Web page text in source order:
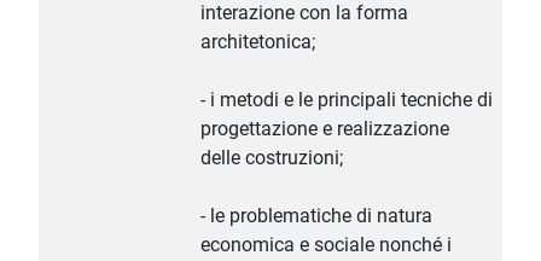
interazione con la forma
architetonica;
- i metodi e le principali tecniche di
progettazione e realizzazione
delle costruzioni;
- le problematiche di natura
economica e sociale nonché i